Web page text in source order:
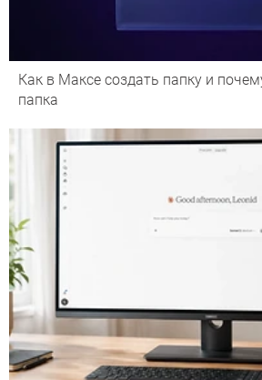
Как в Максе создать папку и
папка